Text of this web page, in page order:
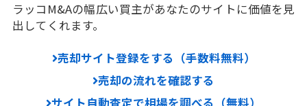
ラッコM&Aの幅広い買主があなたのサイトに価値を見
出してくれます。
売却サイト登録をする（手数料無料）
売却の流れを確認する
サイト自動査定で相場を調べる（無料）